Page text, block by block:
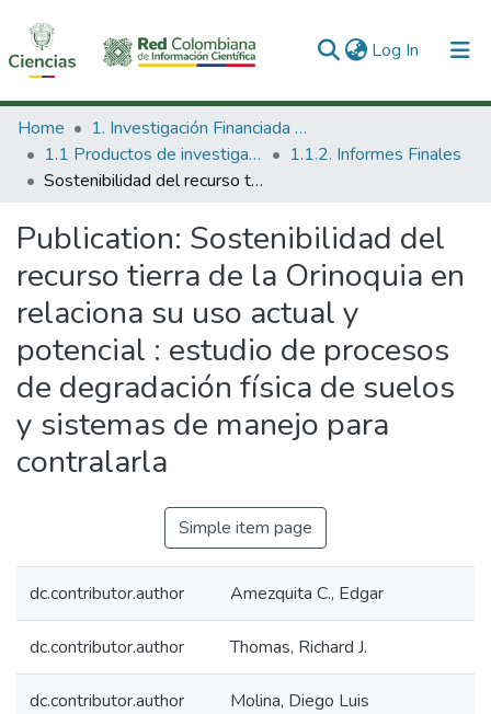
Log In (current)
Communities & Collections
All of DSpace
Home
1. Investigación Financiada con Recursos Públicos
1.1 Productos de investigación
1.1.2. Informes Finales
Sostenibilidad del recurso tierra de la Orinoquia en relaciona su uso actual y potencial : estudio de procesos de degradación física de suelos y sistemas de manejo para contralarla
Publication: Sostenibilidad del
recurso tierra de la Orinoquia en
relaciona su uso actual y
potencial : estudio de procesos
de degradación física de suelos
y sistemas de manejo para
contralarla
Simple item page
dc.contributor.author Amezquita C., Edgar
dc.contributor.author Thomas, Richard J.
dc.contributor.author Molina, Diego Luis